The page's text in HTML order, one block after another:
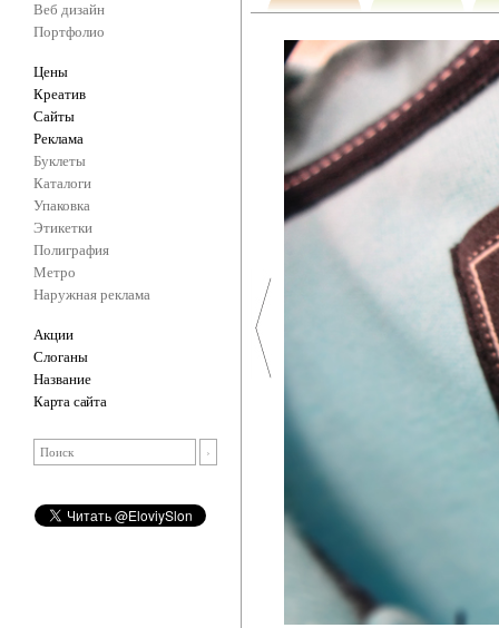
Веб дизайн
Портфолио
Цены
Креатив
Сайты
Реклама
Буклеты
Каталоги
Упаковка
Этикетки
Полиграфия
Метро
Наружная реклама
Акции
Слоганы
Название
Карта сайта